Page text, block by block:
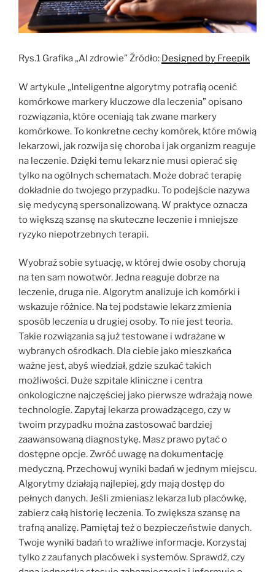
Rys.1 Grafika „AI zdrowie” Źródło: Designed by Freepik
W artykule „Inteligentne algorytmy potrafią ocenić
komórkowe markery kluczowe dla leczenia” opisano
rozwiązania, które oceniają tak zwane markery
komórkowe. To konkretne cechy komórek, które mówią
lekarzowi, jak rozwija się choroba i jak organizm reaguje
na leczenie. Dzięki temu lekarz nie musi opierać się
tylko na ogólnych schematach. Może dobrać terapię
dokładnie do twojego przypadku. To podejście nazywa
się medycyną spersonalizowaną. W praktyce oznacza
to większą szansę na skuteczne leczenie i mniejsze
ryzyko niepotrzebnych terapii.
Wyobraź sobie sytuację, w której dwie osoby chorują
na ten sam nowotwór. Jedna reaguje dobrze na
leczenie, druga nie. Algorytm analizuje ich komórki i
wskazuje różnice. Na tej podstawie lekarz zmienia
sposób leczenia u drugiej osoby. To nie jest teoria.
Takie rozwiązania są już testowane i wdrażane w
wybranych ośrodkach. Dla ciebie jako mieszkańca
ważne jest, abyś wiedział, gdzie szukać takich
możliwości. Duże szpitale kliniczne i centra
onkologiczne najczęściej jako pierwsze wdrażają nowe
technologie. Zapytaj lekarza prowadzącego, czy w
twoim przypadku można zastosować bardziej
zaawansowaną diagnostykę. Masz prawo pytać o
dostępne opcje. Zwróć uwagę na dokumentację
medyczną. Przechowuj wyniki badań w jednym miejscu.
Algorytmy działają najlepiej, gdy mają dostęp do
pełnych danych. Jeśli zmieniasz lekarza lub placówkę,
zabierz całą historię leczenia. To zwiększa szansę na
trafną analizę. Pamiętaj też o bezpieczeństwie danych.
Twoje wyniki badań to wrażliwe informacje. Korzystaj
tylko z zaufanych placówek i systemów. Sprawdź, czy